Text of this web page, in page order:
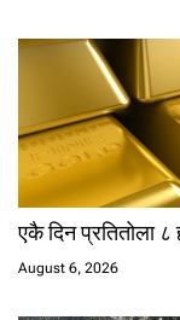
एकै दिन प्रतितोला
August 6, 2026